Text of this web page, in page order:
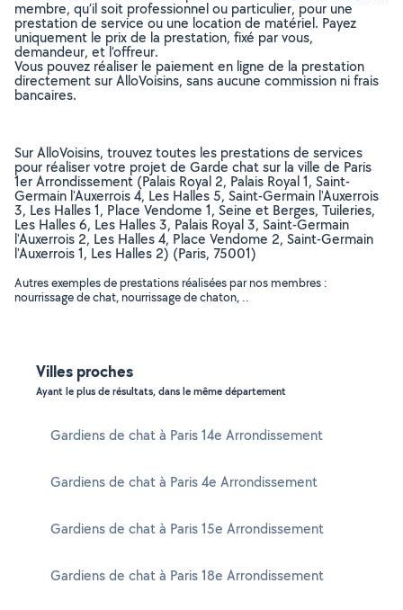
membre, qu’il soit professionnel ou particulier, pour une
prestation de service ou une location de matériel. Payez
uniquement le prix de la prestation, fixé par vous,
demandeur, et l’offreur.
Vous pouvez réaliser le paiement en ligne de la prestation
directement sur AlloVoisins, sans aucune commission ni frais
bancaires.
Sur AlloVoisins, trouvez toutes les prestations de services
pour réaliser votre projet de Garde chat sur la ville de Paris
1er Arrondissement (Palais Royal 2, Palais Royal 1, Saint-
Germain l'Auxerrois 4, Les Halles 5, Saint-Germain l'Auxerrois
3, Les Halles 1, Place Vendome 1, Seine et Berges, Tuileries,
Les Halles 6, Les Halles 3, Palais Royal 3, Saint-Germain
l'Auxerrois 2, Les Halles 4, Place Vendome 2, Saint-Germain
l'Auxerrois 1, Les Halles 2) (Paris, 75001)
Autres exemples de prestations réalisées par nos membres :
nourrissage de chat, nourrissage de chaton, ..
Villes proches
Ayant le plus de résultats, dans le même département
Gardiens de chat à Paris 14e Arrondissement
Gardiens de chat à Paris 4e Arrondissement
Gardiens de chat à Paris 15e Arrondissement
Gardiens de chat à Paris 18e Arrondissement